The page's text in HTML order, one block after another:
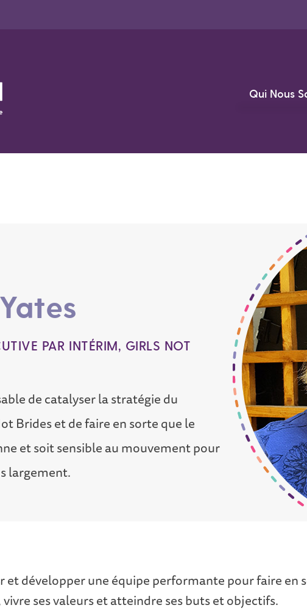
Qui Nous
Notre
PAR INTÉRIM, GIRLS NOT
de catalyser la stratégie du
Brides et de faire en sorte que le
et soit sensible au mouvement pour
largement.
et développer une équipe performante pour faire en
ses valeurs et atteindre ses buts et objectifs.